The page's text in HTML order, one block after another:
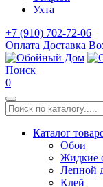
Ухта
+7 (910) 702-72-06
Оплата Доставка
Поиск
0
Каталог
Обои
Жидкие
Лепной
Клей